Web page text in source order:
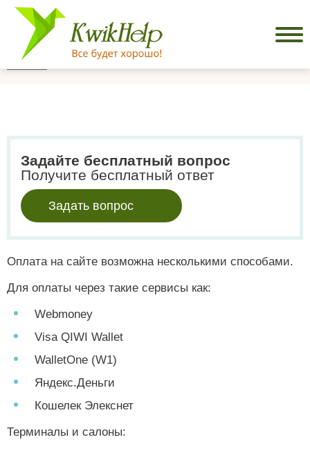
Задайте бесплатный вопрос
Получите бесплатный ответ
Задать вопрос
Оплата на сайте возможна несколькими способами.
Для оплаты через такие сервисы как:
Webmoney
Visa QIWI Wallet
WalletOne (W1)
Яндекс.Деньги
Кошелек Элекснет
Терминалы и салоны: